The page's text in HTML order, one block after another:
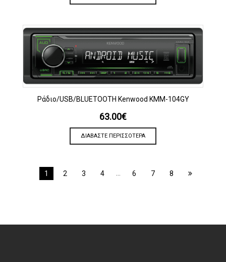
Ράδιο/USB/BLUETOOTH Kenwood KMM-104GY
63.00€
ΔΙΑΒΆΣΤΕ ΠΕΡΙΣΣΌΤΕΡΑ
1 2 3 4 6 7 8